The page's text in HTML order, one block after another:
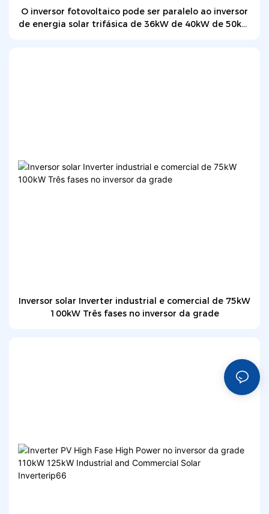
O inversor fotovoltaico pode ser paralelo ao inversor
de energia solar trifásica de 36kW de 40kW de 50kW
Inversor solar Inverter industrial e comercial de 75kW
100kW Três fases no inversor da grade